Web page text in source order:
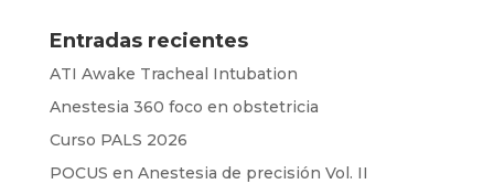
Entradas recientes
ATI Awake Tracheal Intubation
Anestesia 360 foco en obstetricia
Curso PALS 2026
POCUS en Anestesia de precisión Vol. II